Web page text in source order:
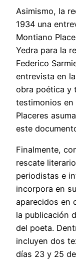
Asimismo, la
1934 una
Montiano
Yedra para la
Federico
entrevista en
obra poética y
testimonios en
Placeres
este
Finalmente,
rescate
periodistas e
incorpora en
aparecidos en
la publicación
del poeta.
incluyen dos
días 23 y 25